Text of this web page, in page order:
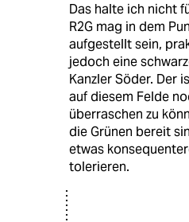
Das halte ich nicht
R2G mag in dem
aufgestellt sein,
jedoch eine
Kanzler Söder. Der
auf diesem Felde
überraschen zu
die Grünen bereit
etwas
tolerieren.